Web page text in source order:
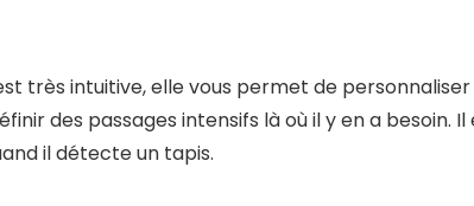
très intuitive, elle vous permet de
des passages intensifs là où il y en a besoin.
il détecte un tapis.